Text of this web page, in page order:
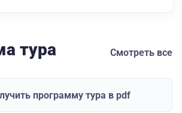
тура Смотреть все
программу тура в pdf